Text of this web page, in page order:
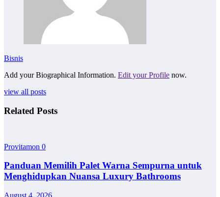
Bisnis
Add your Biographical Information. Edit your Profile now.
view all posts
Related Posts
Provitamon 0
Panduan Memilih Palet Warna Sempurna untuk
Menghidupkan Nuansa Luxury Bathrooms
August 4, 2026